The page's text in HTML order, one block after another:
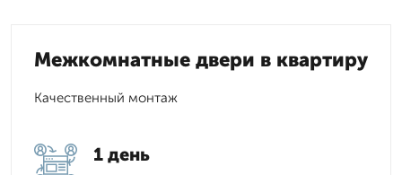
Межкомнатные двери в квартиру
Качественный монтаж
1 день